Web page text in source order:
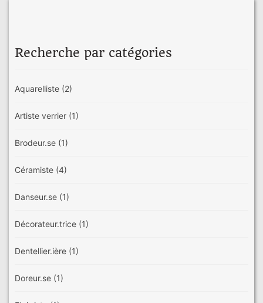
Recherche par catégories
Aquarelliste (2)
Artiste verrier (1)
Brodeur.se (1)
Céramiste (4)
Danseur.se (1)
Décorateur.trice (1)
Dentellier.ière (1)
Doreur.se (1)